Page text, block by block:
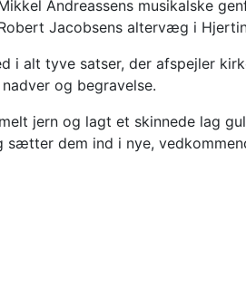
Andreassens musikalske
Jacobsens altervæg i
alt tyve satser, der afspejler
og begravelse.
jern og lagt et skinnede lag
sætter dem ind i nye,